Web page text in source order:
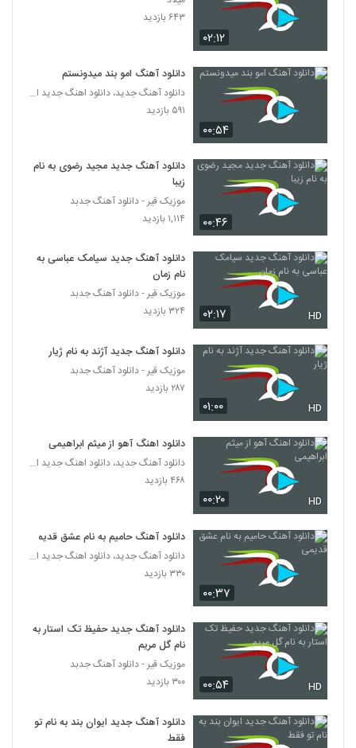
موزیک زیبای اون مگه کی بود از امیر حافظ
دانلود آهنگ جدید و زیبای دایان بند با نام بو
شهرین گوزلی
رضا کسمایی آهنگ لالایی
آهنگ تنهایی از اجتما(I)(پاپ)
مهدی غلامی آهنگ غریبه
5134
۲۹۴ بازدید
5135
علی آریانا آهنگ وای دلم
۳۳۱ بازدید
دانلود آهنگ جدید و زیبای مهدی علیزاده با نام
دست من نیست
5137
Siamak Safari Bahoone
دانلود آهنگ جدید و زیبای بهروز یزدانی راد با
نام مقصد و مقصود
۲۶۵ بازدید
دانلود آهنگ بی دلیل از آرش طاهرخانی
5140
Ahadi Hesse Barooni)
۲۷۴ بازدید
۰۲:۱۲
۶۴۳ بازدید
۰۰:۵۴
دانلود آهنگ امو بند میدونستم
دانلود آهنگ جدید، دانلود اهنگ جدید ایرانی
۵۹۱ بازدید
۰۰:۴۶
دانلود آهنگ جدید مجید رضوی به نام
زیبا
موزیک قیر - دانلود آهنگ جدبد
۱,۱۱۴ بازدید
۰۲:۱۷ HD
دانلود آهنگ جدید سیامک عباسی به
نام زمان
موزیک قیر - دانلود آهنگ جدبد
۳۲۴ بازدید
۰۱:۰۰ HD
دانلود آهنگ جدید آژند به نام ژیار
موزیک قیر - دانلود آهنگ جدبد
۲۸۷ بازدید
۰۰:۲۰ HD
دانلود اهنگ آهو از میثم ابراهیمی
دانلود آهنگ جدید، دانلود اهنگ جدید ایرانی
۴۶۸ بازدید
۰۰:۳۷
دانلود آهنگ حامیم به نام عشق قدیمی
دانلود آهنگ جدید، دانلود اهنگ جدید ایرانی
۳۳۰ بازدید
۰۰:۵۴ HD
دانلود آهنگ جدید حفیظ تک استار به
نام گل مریم
موزیک قیر - دانلود آهنگ جدبد
۳۰۰ بازدید
دانلود آهنگ جدید ایوان بند به نام تو
فقط